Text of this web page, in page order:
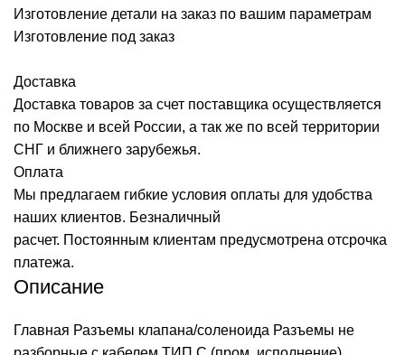
Изготовление детали на заказ по вашим параметрам
Изготовление под заказ
Доставка
Доставка товаров за счет поставщика осуществляется
по Москве и всей России, а так же по всей территории
СНГ и ближнего зарубежья.
Оплата
Мы предлагаем гибкие условия оплаты для удобства
наших клиентов. Безналичный
расчет. Постоянным клиентам предусмотрена отсрочка
платежа.
Описание
Главная Разъемы клапана/соленоида Разъемы не